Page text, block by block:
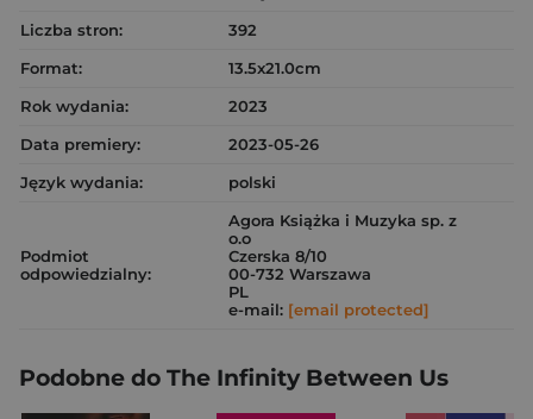
Liczba stron:
392
Format:
13.5x21.0cm
Rok wydania:
2023
Data premiery:
2023-05-26
Język wydania:
polski
Podmiot
odpowiedzialny:
Agora Książka i Muzyka sp. z
o.o
Czerska 8/10
00-732 Warszawa
PL
e-mail: [email protected]
Podobne do The Infinity Between Us